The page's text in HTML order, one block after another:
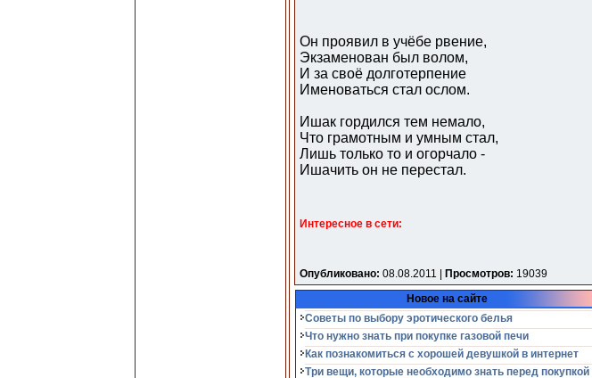
Он проявил в учёбе рвение,
Экзаменован был волом,
И за своё долготерпение
Именоваться стал ослом.
Ишак гордился тем немало,
Что грамотным и умным стал,
Лишь только то и огорчало -
Ишачить он не перестал.
Интересное в сети:
Опубликовано: 08.08.2011 | Просмотров: 19039
Новое на сайте
Советы по выбору эротического белья
Что нужно знать при покупке газовой печи
Как познакомиться с хорошей девушкой в интернет
Три вещи, которые необходимо знать перед покупкой